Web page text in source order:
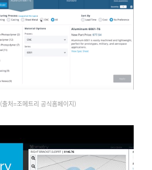
(출처=조메트리 공식홈페이지)